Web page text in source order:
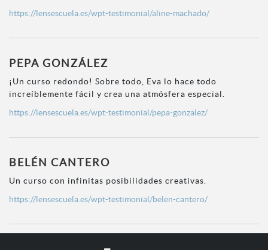
https://lensescuela.es/wpt-testimonial/aline-machado/
PEPA GONZÁLEZ
¡Un curso redondo! Sobre todo, Eva lo hace todo
increíblemente fácil y crea una atmósfera especial.
https://lensescuela.es/wpt-testimonial/pepa-gonzalez/
BELÉN CANTERO
Un curso con infinitas posibilidades creativas.
https://lensescuela.es/wpt-testimonial/belen-cantero/